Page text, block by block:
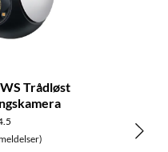
Trådløst